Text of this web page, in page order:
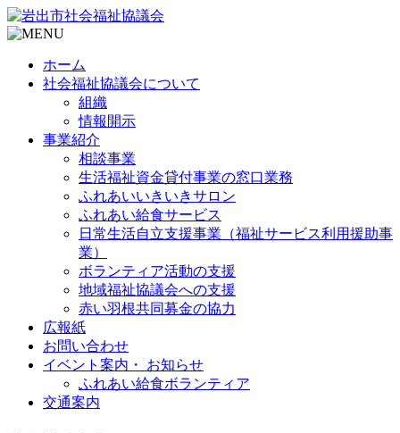
ホーム
社会福祉協議会について
組織
情報開示
事業紹介
相談事業
生活福祉資金貸付事業の窓口業務
ふれあいいきいきサロン
ふれあい給食サービス
日常生活自立支援事業（福祉サービス利用援助事
業）
ボランティア活動の支援
地域福祉協議会への支援
赤い羽根共同募金の協力
広報紙
お問い合わせ
イベント案内・ お知らせ
ふれあい給食ボランティア
交通案内